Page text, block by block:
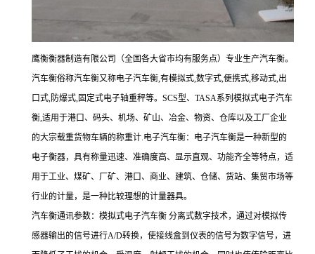
鹰衡衡器制造有限公司（全国各大省市均有服务点）专业生产汽车衡。
汽车衡俗称汽车衡又称电子汽车衡,有模拟式,数字式,便携式,移动式,出
口式,防爆式,固定式电子轴重秤等。SCS型、TASA系列模拟式电子汽车
衡,适用于港口、码头、机场、矿山、冶金、物资、仓库以及工厂企业
的大宗载重货物车辆的称重计.电子汽车衡：电子汽车衡是一种新型的
电子衡器，具有称量迅速、准确度高、显示直观、功能齐全等特点，适
用于工业、煤矿、厂矿、港口、商业、建筑、仓储、货站、集贸市场等
行业的计量，是一种比较理想的计量器具。
汽车衡通讯参数：模拟式电子汽车衡 分离式数字技术，通过对模拟传
感器输出的信号进行A/D转换，使接线盒到仪表的信号为数字信号，进